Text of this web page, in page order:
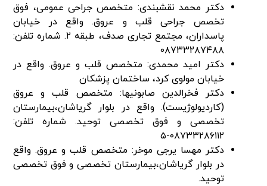
دکتر محمد نقشبندی: متخصص جراحی عمومی، فوق
تخصص جراحی قلب و عروق. واقع در خیابان
پاسداران، مجتمع تجاری صدف، طبقه ۲. شماره تلفن:
۰۸۷۳۳۲۸۷۴۸۸
دکتر امید محمدی: متخصص قلب و عروق. واقع در
خیابان مولوی کرد، ساختمان پزشکان
دکتر فخرالدین صابونیها: متخصص قلب و عروق
(کاردیولوژیست). واقع در بلوار گریاشان،بیمارستان
تخصصی و فوق تخصصی توحید. شماره تلفن:
۰۸۷۳۳۲۸۶۱۱۲-۵
دکتر مهسا یرجی موخر: متخصص قلب و عروق. واقع
در بلوار گریاشان،بیمارستان تخصصی و فوق تخصصی
توحید.